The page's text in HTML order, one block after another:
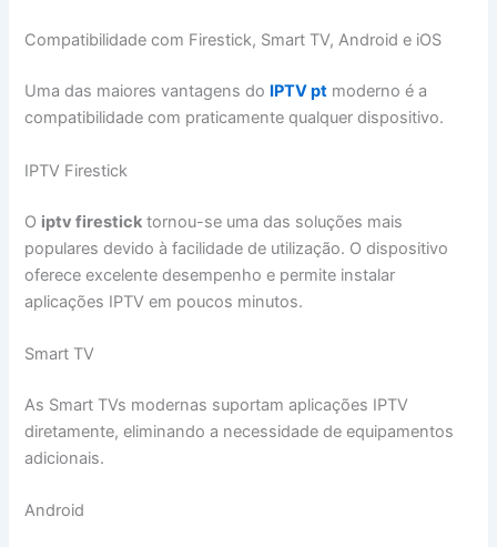
Compatibilidade com Firestick, Smart TV, Android e iOS
Uma das maiores vantagens do IPTV pt moderno é a
compatibilidade com praticamente qualquer dispositivo.
IPTV Firestick
O iptv firestick tornou-se uma das soluções mais
populares devido à facilidade de utilização. O dispositivo
oferece excelente desempenho e permite instalar
aplicações IPTV em poucos minutos.
Smart TV
As Smart TVs modernas suportam aplicações IPTV
diretamente, eliminando a necessidade de equipamentos
adicionais.
Android